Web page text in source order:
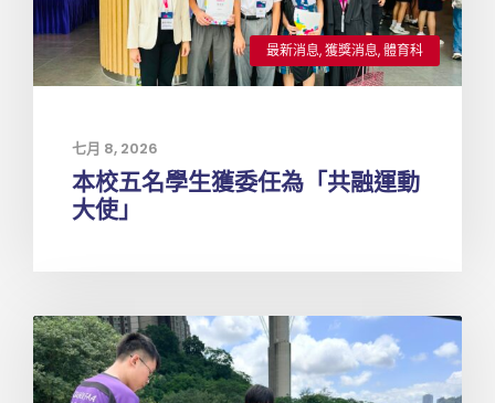
最新消息,獲獎消息,體育科
七月 8, 2026
本校五名學生獲委任為「共融運動
大使」